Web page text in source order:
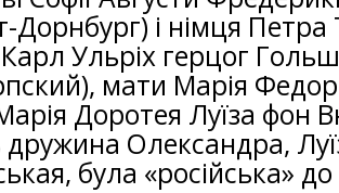
Дорнбург) і німця Петра
Ульріх герцог
мати Марія
Доротея Луїза фон
дружина Олександра,
була «російська»